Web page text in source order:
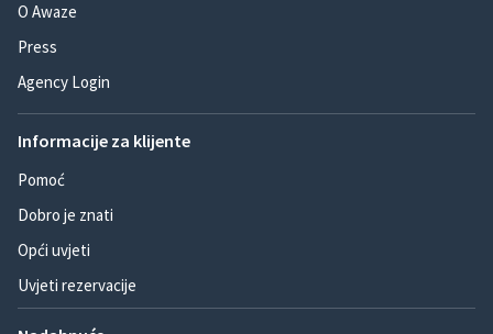
O Awaze
Press
Agency Login
Informacije za klijente
Pomoć
Dobro je znati
Opći uvjeti
Uvjeti rezervacije